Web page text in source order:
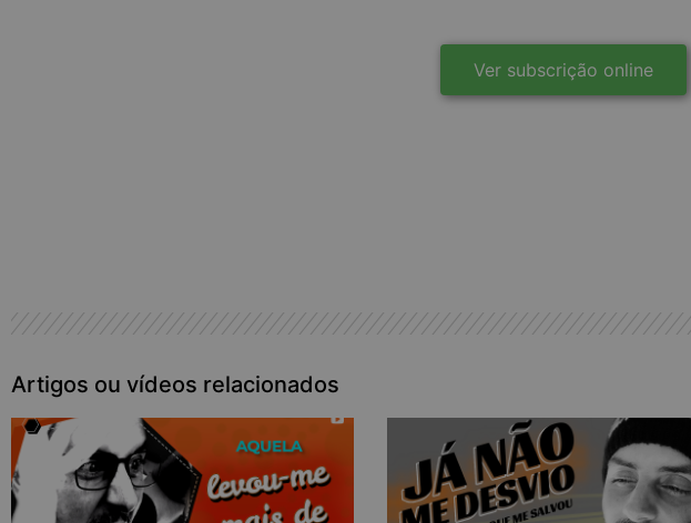
Ver subscrição online
Artigos ou vídeos relacionados